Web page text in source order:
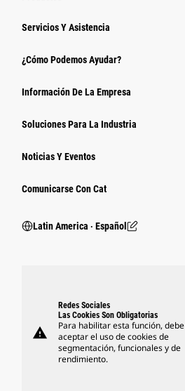
Servicios Y Asistencia
¿Cómo Podemos Ayudar?
Información De La Empresa
Soluciones Para La Industria
Noticias Y Eventos
Comunicarse Con Cat
Latin America ‧ Español
warning
Redes Sociales
Las Cookies Son Obligatorias
Para habilitar esta función, debe
aceptar el uso de cookies de
segmentación, funcionales y de
rendimiento.